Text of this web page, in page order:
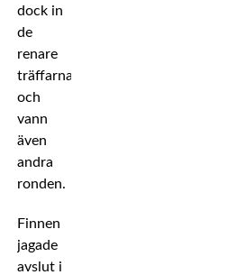
dock in
de
renare
träffarna
och
vann
även
andra
ronden.
Finnen
jagade
avslut i